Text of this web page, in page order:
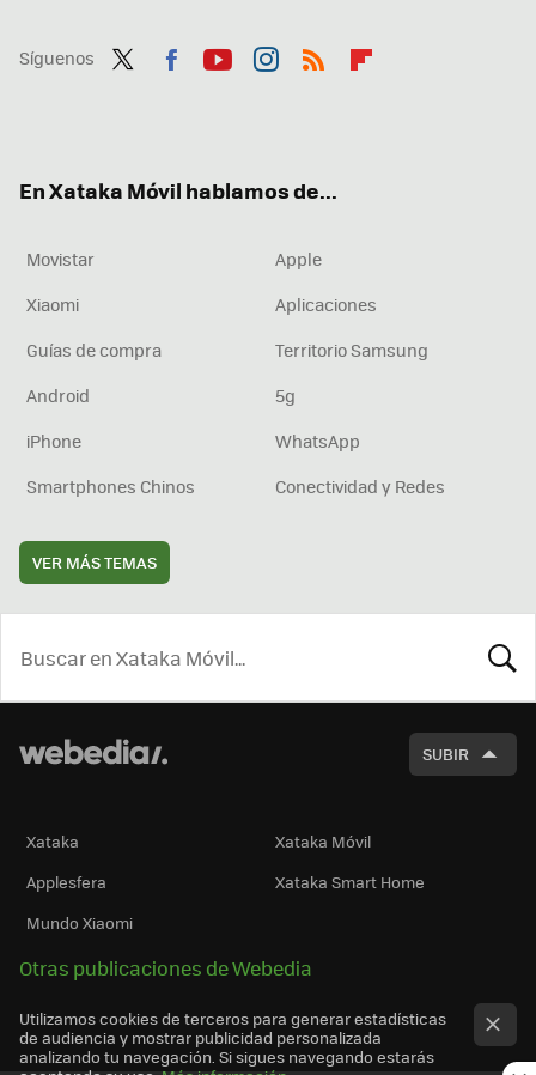
Síguenos
En Xataka Móvil hablamos de...
Movistar
Apple
Xiaomi
Aplicaciones
Guías de compra
Territorio Samsung
Android
5g
iPhone
WhatsApp
Smartphones Chinos
Conectividad y Redes
VER MÁS TEMAS
SUBIR
Xataka
Xataka Móvil
Applesfera
Xataka Smart Home
Mundo Xiaomi
Otras publicaciones de Webedia
Utilizamos cookies de terceros para generar estadísticas
de audiencia y mostrar publicidad personalizada
analizando tu navegación. Si sigues navegando estarás